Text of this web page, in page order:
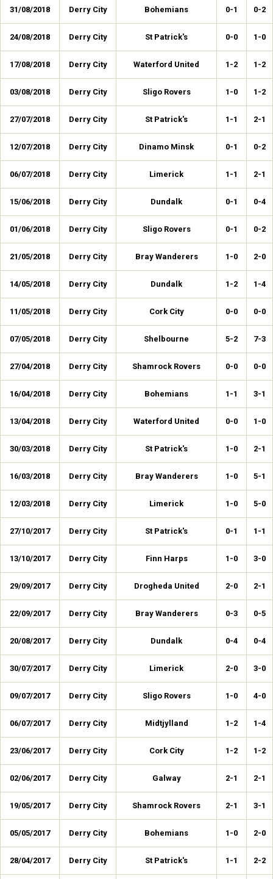
31/08/2018 Derry City Bohemians 0-1 0-2
24/08/2018 Derry City St Patrick's 0-0 1-0
17/08/2018 Derry City Waterford United 1-2 1-2
03/08/2018 Derry City Sligo Rovers 1-0 1-2
27/07/2018 Derry City St Patrick's 1-1 2-1
12/07/2018 Derry City Dinamo Minsk 0-1 0-2
06/07/2018 Derry City Limerick 1-1 2-1
15/06/2018 Derry City Dundalk 0-1 0-4
01/06/2018 Derry City Sligo Rovers 0-1 0-2
21/05/2018 Derry City Bray Wanderers 1-0 2-0
14/05/2018 Derry City Dundalk 1-2 1-4
11/05/2018 Derry City Cork City 0-0 0-0
07/05/2018 Derry City Shelbourne 5-2 7-3
27/04/2018 Derry City Shamrock Rovers 0-0 0-0
16/04/2018 Derry City Bohemians 1-1 3-1
13/04/2018 Derry City Waterford United 0-0 1-0
30/03/2018 Derry City St Patrick's 1-0 2-1
16/03/2018 Derry City Bray Wanderers 1-0 5-1
12/03/2018 Derry City Limerick 1-0 5-0
27/10/2017 Derry City St Patrick's 0-1 1-1
13/10/2017 Derry City Finn Harps 1-0 3-0
29/09/2017 Derry City Drogheda United 2-0 2-1
22/09/2017 Derry City Bray Wanderers 0-3 0-5
20/08/2017 Derry City Dundalk 0-4 0-4
30/07/2017 Derry City Limerick 2-0 3-0
09/07/2017 Derry City Sligo Rovers 1-0 4-0
06/07/2017 Derry City Midtjylland 1-2 1-4
23/06/2017 Derry City Cork City 1-2 1-2
02/06/2017 Derry City Galway 2-1 2-1
19/05/2017 Derry City Shamrock Rovers 2-1 3-1
05/05/2017 Derry City Bohemians 1-0 2-0
28/04/2017 Derry City St Patrick's 1-1 2-2